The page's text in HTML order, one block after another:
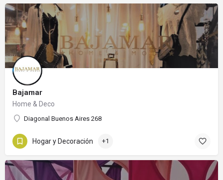
Bajamar
Home & Deco
Diagonal Buenos Aires 268
Hogar y Decoración +1